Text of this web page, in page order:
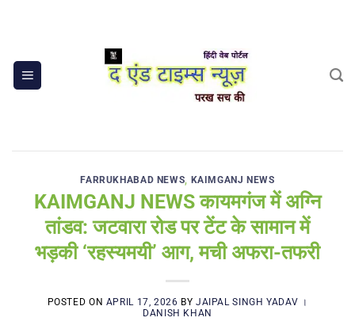
FARRUKHABAD NEWS, KAIMGANJ NEWS
KAIMGANJ NEWS कायमगंज में अग्नि
तांडव: जटवारा रोड पर टेंट के सामान में
भड़की ‘रहस्यमयी’ आग, मची अफरा-तफरी
POSTED ON APRIL 17, 2026 BY JAIPAL SINGH YADAV ।
DANISH KHAN